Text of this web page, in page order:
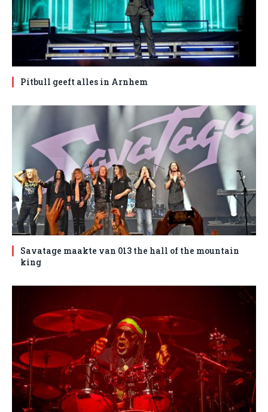
Pitbull geeft alles in Arnhem
Savatage maakte van 013 the hall of the mountain
king